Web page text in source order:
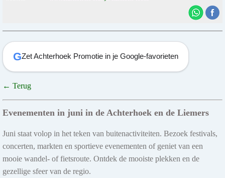
GZet Achterhoek Promotie in je Google-favorieten
← Terug
Evenementen in juni in de Achterhoek en de Liemers
Juni staat volop in het teken van buitenactiviteiten. Bezoek festivals,
concerten, markten en sportieve evenementen of geniet van een
mooie wandel- of fietsroute. Ontdek de mooiste plekken en de
gezellige sfeer van de regio.